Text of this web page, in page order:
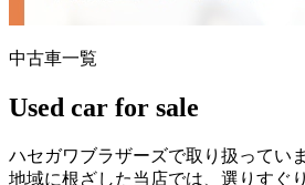
中古車一覧
Used car for sale
ハセガワブラザーズで取り扱ってい
地域に根ざした当店では、選りすぐ